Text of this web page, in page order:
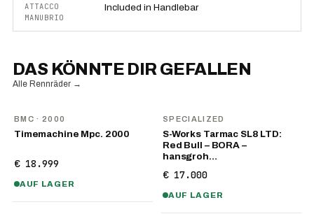
ATTACCO
MANUBRIO
Included in Handlebar
DAS KÖNNTE DIR GEFALLEN
Alle Rennräder →
BMC · 2000
Timemachine Mpc. 2000
€ 18.999
AUF LAGER
SPECIALIZED
S-Works Tarmac SL8 LTD:
Red Bull – BORA –
hansgroh…
€ 17.000
AUF LAGER